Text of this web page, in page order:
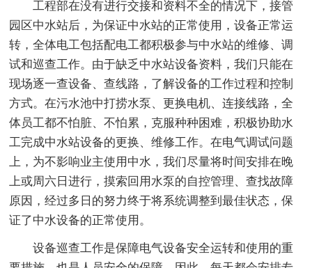
工程部在没有进行交接和资料不全的情况下，接管
园区中水站后，为保证中水站的正常使用，设备正常运
转，全体电工包括配电工都积极参与中水站的维修、调
试和巡查工作。由于缺乏中水站设备资料，我们只能在
现场逐一查设备、查线路，了解设备的工作过程和控制
方式。在污水池中打捞水泵、更换电机、连接线路，全
体员工都不怕脏、不怕累，克服种种困难，积极协助水
工完成中水站设备的更换、维修工作。在电气调试问题
上，为不影响业主使用中水，我们尽量将时间安排在晚
上或周六日进行，摸索回用水泵的自控管理、查找故障
原因，经过多日的努力终于将系统调整到最佳状态，保
证了中水设备的正常使用。
设备巡查工作是保障电气设备安全运转和使用的重